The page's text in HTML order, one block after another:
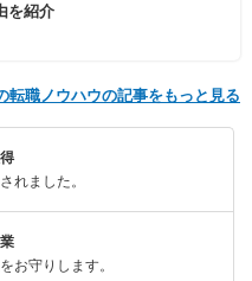
を紹介
転職ノウハウの記事をもっと見る
れました。
お守りします。